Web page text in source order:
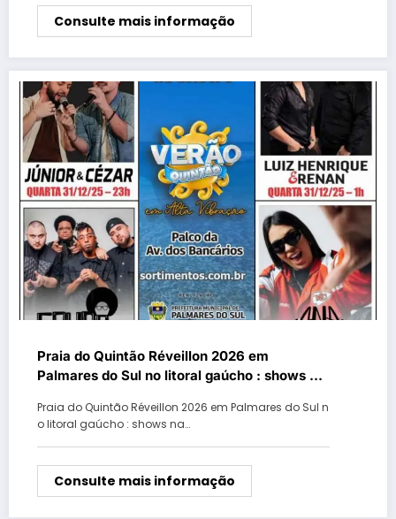
Consulte mais informação
Praia do Quintão Réveillon 2026 em
Palmares do Sul no litoral gaúcho : shows na
Praia do Quintão Réveillon 2026 em Palmares do Sul n
o litoral gaúcho : shows na…
Consulte mais informação